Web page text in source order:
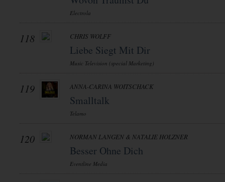
Electrola
118 CHRIS WOLFF
Liebe Siegt Mit Dir
Music Television (special Marketing)
119 ANNA-CARINA WOITSCHACK
Smalltalk
Telamo
120 NORMAN LANGEN & NATALIE HOLZNER
Besser Ohne Dich
Eventline Media